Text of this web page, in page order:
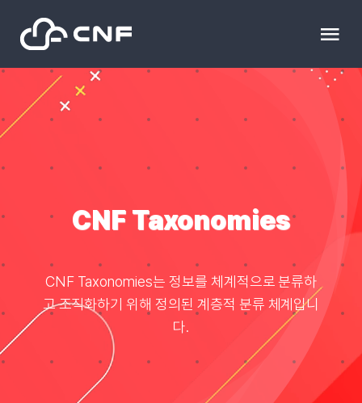
content
HOME
Resource
블로그
CNF Taxonomies
CNF Taxonomies는 정보를 체계적으로 분류하
고 조직화하기 위해 정의된 계층적 분류 체계입니
다.